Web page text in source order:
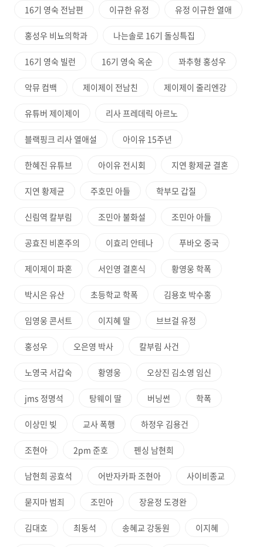
16기 영숙 전남편 이규한 유정 유정 이규한 열애
홍성우 비뇨의학과 나는솔로 16기 돌싱특집
16기 영숙 빌런 16기 영숙 옥순 꽈추형 홍성우
악뮤 컴백 제이제이 전남친 제이제이 줄리엔강
유튜버 제이제이 리사 프레데릭 아르노
블랙핑크 리사 열애설 아이유 15주년
한혜진 유튜브 아이유 전시회 지연 황제균 결혼
지연 황제균 주호민 아들 학부모 갑질
신림역 칼부림 조민아 불화설 조민아 아들
공효진 비혼주의 이효리 안테나 푸바오 중국
제이제이 파혼 서인영 결혼식 황영웅 학폭
박시은 유산 초등학교 학폭 김용호 박수홍
임영웅 콘서트 이지혜 딸 브브걸 유정
홍성우 오은영 박사 칼부림 사건
노영국 서갑숙 황영웅 오상진 김소영 임신
jms 정명석 탕웨이 딸 버닝썬 학폭
이상민 빚 교사 폭행 하정우 김용건
조현아 2pm 준호 펜싱 남현희
남현희 공효석 어반자카파 조현아 사이비종교
묻지마 범죄 조민아 장윤정 도경완
김대호 최동석 송혜교 강동원 이지혜